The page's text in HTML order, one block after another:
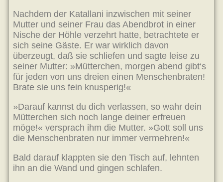
Nachdem der Katallani inzwischen mit seiner
Mutter und seiner Frau das Abendbrot in einer
Nische der Höhle verzehrt hatte, betrachtete er
sich seine Gäste. Er war wirklich davon
überzeugt, daß sie schliefen und sagte leise zu
seiner Mutter: »Mütterchen, morgen abend gibt‘s
für jeden von uns dreien einen Menschenbraten!
Brate sie uns fein knusperig!«
»Darauf kannst du dich verlassen, so wahr dein
Mütterchen sich noch lange deiner erfreuen
möge!« versprach ihm die Mutter. »Gott soll uns
die Menschenbraten nur immer vermehren!«
Bald darauf klappten sie den Tisch auf, lehnten
ihn an die Wand und gingen schlafen.